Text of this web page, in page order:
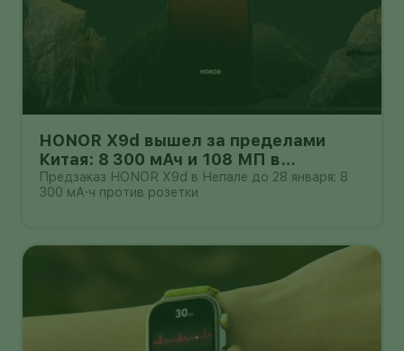
HONOR X9d вышел за пределами
Китая: 8 300 мАч и 108 МП в
бюджетном классе
Предзаказ HONOR X9d в Непале до 28 января: 8
300 мА·ч против розетки